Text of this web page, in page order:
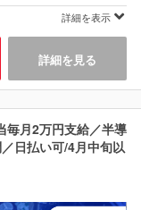
詳細を表示
詳細を見る
毎月2万円支給／半導
日払い可/4月中旬以